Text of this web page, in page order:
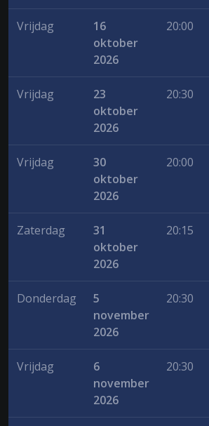
Vrijdag
16
oktober
2026
20:00
Vrijdag
23
oktober
2026
20:30
Vrijdag
30
oktober
2026
20:00
Zaterdag
31
oktober
2026
20:15
Donderdag
5
november
2026
20:30
Vrijdag
6
november
2026
20:30